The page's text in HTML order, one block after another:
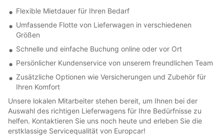
Flexible Mietdauer für Ihren Bedarf
Umfassende Flotte von Lieferwagen in verschiedenen
Größen
Schnelle und einfache Buchung online oder vor Ort
Persönlicher Kundenservice von unserem freundlichen Team
Zusätzliche Optionen wie Versicherungen und Zubehör für
Ihren Komfort
Unsere lokalen Mitarbeiter stehen bereit, um Ihnen bei der
Auswahl des richtigen Lieferwagens für Ihre Bedürfnisse zu
helfen. Kontaktieren Sie uns noch heute und erleben Sie die
erstklassige Servicequalität von Europcar!